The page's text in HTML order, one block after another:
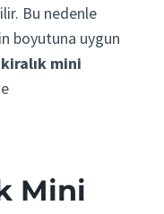
Bu nedenle
boyutuna uygun
mini
Mini